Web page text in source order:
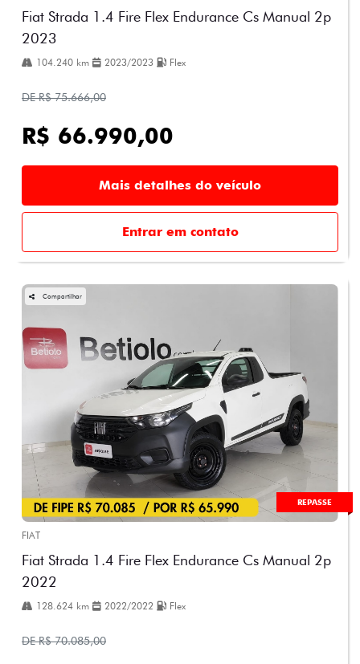
Fiat Strada 1.4 Fire Flex Endurance Cs Manual 2p
2023
104.240 km 2023/2023 Flex
DE R$ 75.666,00
R$ 66.990,00
Mais detalhes do veículo
Entrar em contato
REPASSE
Compartilhar
FIAT
Fiat Strada 1.4 Fire Flex Endurance Cs Manual 2p
2022
128.624 km 2022/2022 Flex
DE R$ 70.085,00